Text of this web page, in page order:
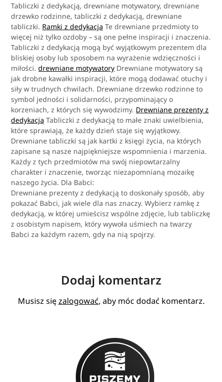
Tabliczki z dedykacją, drewniane motywatory, drewniane
drzewko rodzinne, tabliczki z dedykacją, drewniane
tabliczki. Ramki z dedykacją Te drewniane przedmioty to
więcej niż tylko ozdoby – są one pełne inspiracji i znaczenia.
Tabliczki z dedykacją mogą być wyjątkowym prezentem dla
bliskiej osoby lub sposobem na wyrażenie wdzięczności i
miłości.drewniane motywatory Drewniane motywatory są
jak drobne kawałki inspiracji, które mogą dodawać otuchy i
siły w trudnych chwilach. Drewniane drzewko rodzinne to
symbol jedności i solidarności, przypominający o
korzeniach, z których się wywodzimy. Drewniane prezenty z
dedykacją Tabliczki z dedykacją to małe znaki uwielbienia,
które sprawiają, że każdy dzień staje się wyjątkowy.
Drewniane tabliczki są jak kartki z księgi życia, na których
zapisane są nasze najpiękniejsze wspomnienia i marzenia.
Każdy z tych przedmiotów ma swój niepowtarzalny
charakter i znaczenie, tworząc niezapomnianą mozaikę
naszego życia. Dla Babci:
Drewniane prezenty z dedykacją to doskonały sposób, aby
pokazać Babci, jak wiele dla nas znaczy. Wybierz ramkę z
dedykacją, w której umieścisz wspólne zdjęcie, lub tabliczkę
z osobistym napisem, który wywoła uśmiech na twarzy
Babci za każdym razem, gdy na nią spojrzy.
Dodaj komentarz
Musisz sięzalogować, aby móc dodać komentarz.